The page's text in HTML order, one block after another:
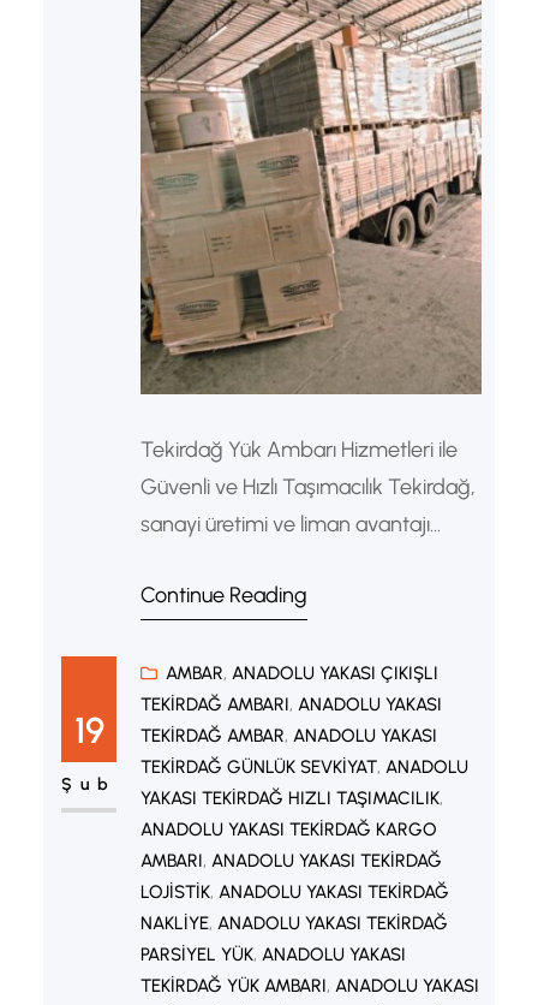
firmaları, parsiyel ve komple yük
taşımacılığı alanında önemli…
Tekirdağ Yük Ambarı Hizmetleri ile
Güvenli ve Hızlı Taşımacılık Tekirdağ,
sanayi üretimi ve liman avantajı
merkezidir. Özellikle Çerkezköy, Çorlu
üretim yapar. Bu nedenle bölgede
düzenli sevkiyat ihtiyacı sürekli artar.
Dolayısıyla Tekirdağ yük ambarı
hizmetleri firmalar için önemli bir
çözüm haline gelir. Tekirdağ Yük
Ambarı Nedir? Tekirdağ…
Continue Reading
19
Şub
AMBAR, ANADOLU YAKASI ÇIKIŞLI
TEKIRDAĞ AMBARI, ANADOLU YAKASI
TEKIRDAĞ AMBAR, ANADOLU YAKASI
TEKIRDAĞ GÜNLÜK SEVKIYAT, ANADOLU
YAKASI TEKIRDAĞ HIZLI TAŞIMACILIK
ANADOLU YAKASI TEKIRDAĞ KARGO
AMBARI, ANADOLU YAKASI TEKIRDAĞ
LOJISTIK, ANADOLU YAKASI TEKIRDAĞ
NAKLIYE, ANADOLU YAKASI TEKIRDAĞ
PARSIYEL YÜK, ANADOLU YAKASI
TEKIRDAĞ YÜK AMBARI, ANADOLU YAKASI